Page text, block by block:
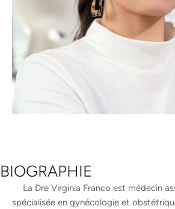
BIOGRAPHIE
La Dre Virginia Franco est médecin
spécialisée en gynécologie et